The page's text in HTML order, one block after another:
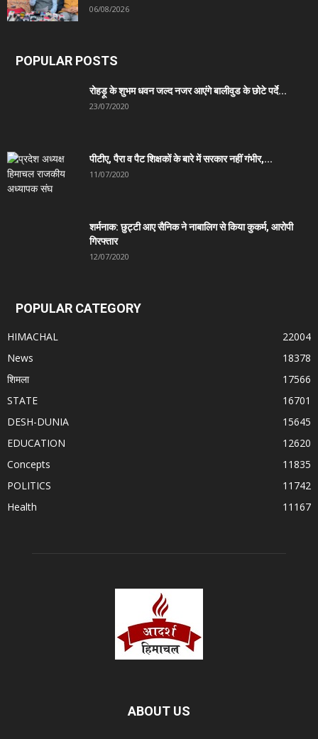
06/08/2026
POPULAR POSTS
रोहड़ू के शुभम धवन जल्द नजर आएंगे बालीवुड के छोटे पर्दे...
23/07/2020
पीटीए, पैरा व पैट शिक्षकों के बारे में सरकार नहीं गंभीर,...
11/07/2020
शर्मनाक: छुट्टी आए सैनिक ने नाबालिग से किया कुकर्म, आरोपी
गिरफ्तार
12/07/2020
POPULAR CATEGORY
HIMACHAL
22004
News
18378
शिमला
17566
STATE
16701
DESH-DUNIA
15645
EDUCATION
12620
Concepts
11835
POLITICS
11742
Health
11167
ABOUT US